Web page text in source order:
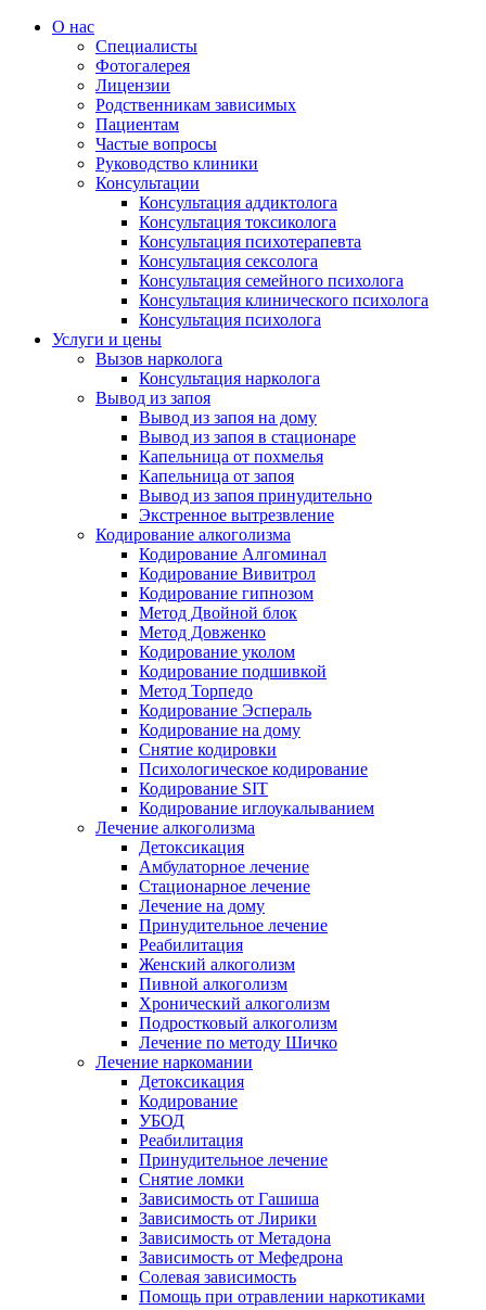
О нас
Специалисты
Фотогалерея
Лицензии
Родственникам зависимых
Пациентам
Частые вопросы
Руководство клиники
Консультации
Консультация аддиктолога
Консультация токсиколога
Консультация психотерапевта
Консультация сексолога
Консультация семейного психолога
Консультация клинического психолога
Консультация психолога
Услуги и цены
Вызов нарколога
Консультация нарколога
Вывод из запоя
Вывод из запоя на дому
Вывод из запоя в стационаре
Капельница от похмелья
Капельница от запоя
Вывод из запоя принудительно
Экстренное вытрезвление
Кодирование алкоголизма
Кодирование Алгоминал
Кодирование Вивитрол
Кодирование гипнозом
Метод Двойной блок
Метод Довженко
Кодирование уколом
Кодирование подшивкой
Метод Торпедо
Кодирование Эспераль
Кодирование на дому
Снятие кодировки
Психологическое кодирование
Кодирование SIT
Кодирование иглоукалыванием
Лечение алкоголизма
Детоксикация
Амбулаторное лечение
Стационарное лечение
Лечение на дому
Принудительное лечение
Реабилитация
Женский алкоголизм
Пивной алкоголизм
Хронический алкоголизм
Подростковый алкоголизм
Лечение по методу Шичко
Лечение наркомании
Детоксикация
Кодирование
УБОД
Реабилитация
Принудительное лечение
Снятие ломки
Зависимость от Гашиша
Зависимость от Лирики
Зависимость от Метадона
Зависимость от Мефедрона
Солевая зависимость
Помощь при отравлении наркотиками